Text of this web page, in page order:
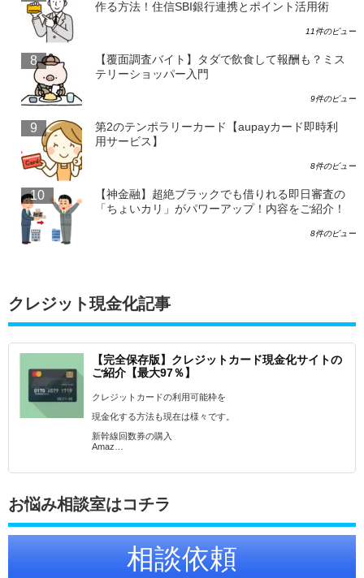
作る方法！住信SBI銀行連携とポイント活用術
11件のビュー
【覆面調査バイト】タダで飲食して報酬も？ミス
テリーショッパー入門
9件のビュー
第2のテンポラリーカード【aupayカード即時利
用サービス】
8件のビュー
【神金融】超絶ブラックでも借りれる即日審査の
「ちょいカリ」がパワーアップ！内容をご紹介！
8件のビュー
クレジット現金化記事
【完全保存版】クレジットカード現金化サイトの
ご紹介【最大97％】
クレジットカードの利用可能枠を
現金化する方法も現在は様々です。
新幹線回数券の購入
Amaz…
お悩み相談室はコチラ
相談依頼